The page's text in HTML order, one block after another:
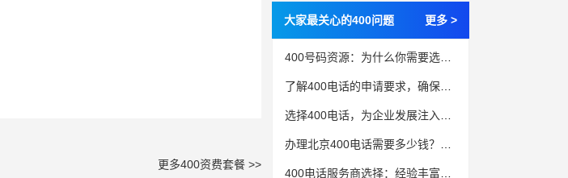
更多400资费套餐 >>
大家最关心的400问题 更多 >